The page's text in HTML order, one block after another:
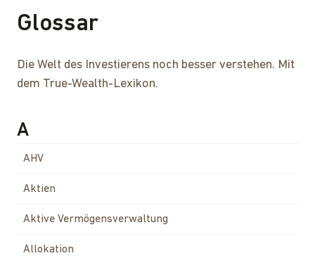
Glossar
Die Welt des Investierens noch besser verstehen. Mit
dem True-Wealth-Lexikon.
A
AHV
Aktien
Aktive Vermögensverwaltung
Allokation